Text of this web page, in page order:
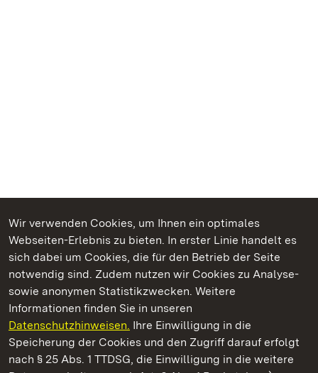
Wir verwenden Cookies, um Ihnen ein optimales
Webseiten-Erlebnis zu bieten. In erster Linie handelt es
sich dabei um Cookies, die für den Betrieb der Seite
notwendig sind. Zudem nutzen wir Cookies zu Analyse-
sowie anonymen Statistikzwecken. Weitere
Informationen finden Sie in unseren
Datenschutzhinweisen. Ihre Einwilligung in die
Speicherung der Cookies und den Zugriff darauf erfolgt
nach § 25 Abs. 1 TTDSG, die Einwilligung in die weitere
Kommen. Staunen. Genießen.
Kloster und Schloss Salem
Staatliche Schlösser und Gärten Baden-Württemberg